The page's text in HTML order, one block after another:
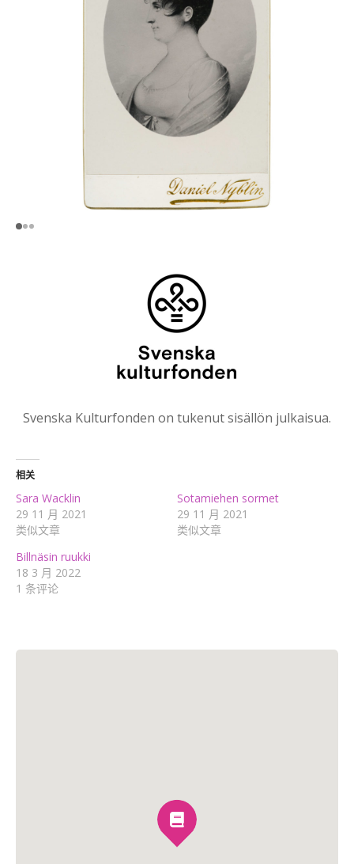
Svenska Kulturfonden on tukenut sisällön julkaisua.
相关
Sara Wacklin
29 11 月 2021
类似文章
Sotamiehen sormet
29 11 月 2021
类似文章
Billnäsin ruukki
18 3 月 2022
1 条评论